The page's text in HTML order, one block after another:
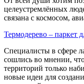
целеустремлённых
связана с космосом,
Термодерево – паркет
Специалисты в сфере
сошлись во мнении,
территорий только
новые идеи для